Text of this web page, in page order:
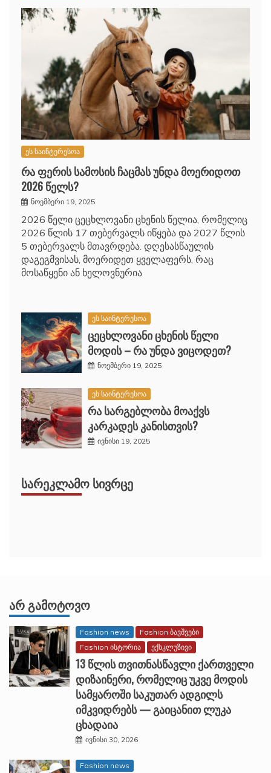
ეს საინტერესოა
რა ფერის სამოსის ჩაცმას უნდა მოერიდოთ
2026 წელს?
ნოემბერი 19, 2025
2026 წელი ცეცხლოვანი ცხენის წელია, რომელიც
2026 წლის 17 თებერვალს იწყება და 2027 წლის
5 თებერვალს მთავრდება. დღესასწაულის
დაგეგმვისას, მოერიდეთ ყველაფერს, რაც
მოსაწყენი ან ხელოვნურია
ეს საინტერესოა
ცეცხლოვანი ცხენის წელი
მოდის – რა უნდა ვიცოდეთ?
ნოემბერი 19, 2025
ეს საინტერესოა
რა სარგებლობა მოაქვს
კარკადეს კანისთვის?
ივნისი 19, 2025
ᲡᲐᲠᲔᲙᲚᲐᲛᲝ ᲡᲘᲕᲠᲪᲔ
ᲐᲠ ᲒᲐᲛᲝᲢᲝᲕᲝ
Fashion news
Fashion ბავშვები
Fashion ისტორია
ექსკლუზივი
13 წლის თვითნასწავლი ქართველი
დიზაინერი, რომელიც უკვე მოდის
სამყაროში საკუთარ ადგილს
იმკვიდრებს — გაიცანით ლუკა
ცხადაია
ივნისი 30, 2026
Fashion news